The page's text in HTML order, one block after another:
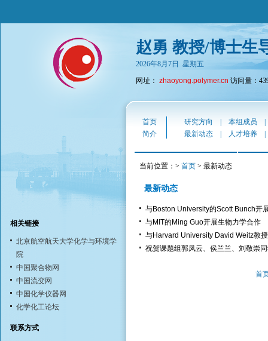
赵勇 教授/博士生
2026年8月7日 星期五
网址： zhaoyong.polymer.cn 访问量：
相关链接
北京航空航天大学化学与环境学
院
中国聚合物网
中国流变网
中国化学仪器网
化学化工论坛
联系方式
首页 研究方向 本组成员
简介
最新动态 人才培养
当前位置：> 首页 > 最新动态
最新动态
与Boston University的Scott Bunch开
与MIT的Ming Guo开展生物力学合作
与Harvard University David Weitz教
祝贺课题组郭凤云、侯兰兰、刘敬崇
首